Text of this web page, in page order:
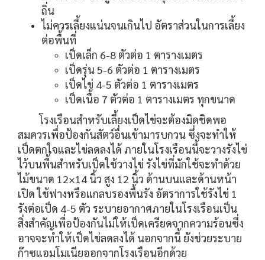
ถิ่น
ไม่ควรเลี้ยงแน่นจนเกินไป อัตราส่วนในการเลี้ยง
ต่อพื้นที่
เป็ดเล็ก 6-8 ตัวต่อ 1 ตารางเมตร
เป็ดรุ่น 5-6 ตัวต่อ 1 ตารางเมตร
เป็ดไข่ 4-5 ตัวต่อ 1 ตารางเมตร
เป็ดเนื้อ 7 ตัวต่อ 1 ตารางเมตร ทุกขนาด
โรงเรือนสำหรับเลี้ยงเป็ดไข่จะต้องมิดชิดพอ
สมควรเพื่อป้องกันสัตว์อื่นเข้ามารบกวน ซึ่งจะทำให้
เป็ดตกใจและไข่ลดลงได้ ภายในโรงเรือนนี้จะวางรังไข่
ไว้บนพื้นสำหรับเป็ดใช้วางไข่ รังไข่ที่มักใช้จะทำด้วย
ไม้ขนาด 12×14 นิ้ว สูง 12 นิ้ว ด้านบนและด้านหน้า
เปิด ใช้ฟางหรือแกลบรองพื้นรัง อัตราการใช้รังไข่ 1
รังต่อเป็ด 4-5 ตัว ระบายอากาศภายในโรงเรือนเป็น
สิ่งสำคัญเพื่อป้องกันไม่ให้เป็ดเครียดจากความร้อนซึ่ง
อาจจะทำให้เป็ดไข่ลดลงได้ นอกจากนี้ ยังช่วยระบาย
ก๊าซแอมโมเนียออกจากโรงเรือนอีกด้วย